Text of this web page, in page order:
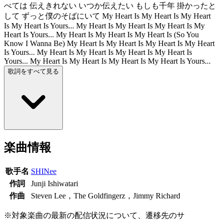
べては 伝えきれない いつか伝えたい もしも千年 掛かったと
して ずっと僕のそばにいて My Heart Is My Heart Is My Heart
Is My Heart Is Yours... My Heart Is My Heart Is My Heart Is My
Heart Is Yours... My Heart Is My Heart Is My Heart Is (So You
Know I Wanna Be) My Heart Is My Heart Is My Heart Is My Heart
Is Yours... My Heart Is My Heart Is My Heart Is My Heart Is
Yours... My Heart Is My Heart Is My Heart Is My Heart Is Yours...
歌詞をすべて見る
楽曲情報
歌手名 SHINee
作詞
Junji Ishiwatari
作曲
Steven Lee，The Goldfingerz，Jimmy Richard
※対象楽曲の最新の配信状況について、遷移先のサ